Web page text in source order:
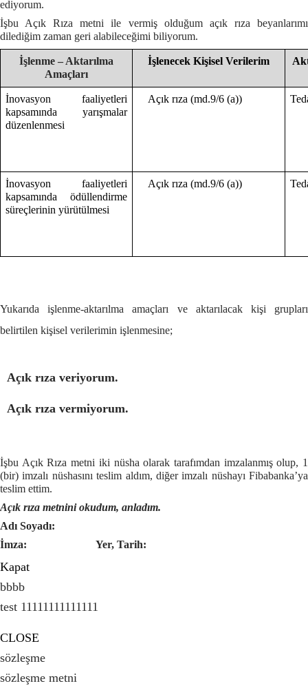
ediyorum.
İşbu Açık Rıza metni ile vermiş olduğum açık rıza beyanlarımı
dilediğim zaman geri alabileceğimi biliyorum.
İşlenme – Aktarılma
Amaçları
İşlenecek Kişisel Verilerim
İnovasyon faaliyetleri
kapsamında yarışmalar
düzenlenmesi
Açık rıza (md.9/6 (a))
İnovasyon faaliyetleri
kapsamında ödüllendirme
süreçlerinin yürütülmesi
Açık rıza (md.9/6 (a))
Yukarıda işlenme-aktarılma amaçları ve aktarılacak kişi grupları
belirtilen kişisel verilerimin işlenmesine;
Açık rıza veriyorum.
Açık rıza vermiyorum.
İşbu Açık Rıza metni iki nüsha olarak tarafımdan imzalanmış olup, 1
(bir) imzalı nüshasını teslim aldım, diğer imzalı nüshayı Fibabanka’ya
teslim ettim.
Açık rıza metnini okudum, anladım.
Adı Soyadı:
İmza:
Yer, Tarih:
Kapat
bbbb
test 11111111111111
CLOSE
sözleşme
sözleşme metni